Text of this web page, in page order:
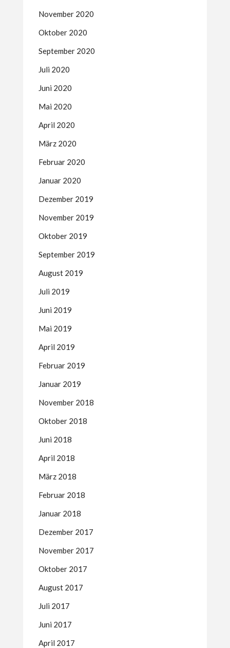
November 2020
Oktober 2020
September 2020
Juli 2020
Juni 2020
Mai 2020
April 2020
März 2020
Februar 2020
Januar 2020
Dezember 2019
November 2019
Oktober 2019
September 2019
August 2019
Juli 2019
Juni 2019
Mai 2019
April 2019
Februar 2019
Januar 2019
November 2018
Oktober 2018
Juni 2018
April 2018
März 2018
Februar 2018
Januar 2018
Dezember 2017
November 2017
Oktober 2017
August 2017
Juli 2017
Juni 2017
April 2017